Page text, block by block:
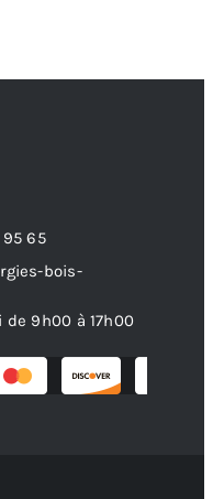
95 65
bois-
9h00 à 17h00